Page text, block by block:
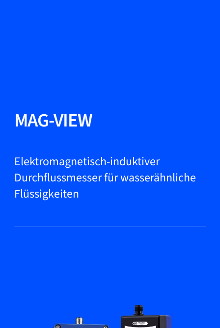
Produkte
Märkte
Service & Support
MAG-VIEW
Elektromagnetisch-induktiver
Durchflussmesser für wasserähnliche
Flüssigkeiten